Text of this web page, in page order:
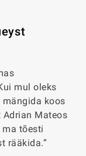
mul oleks
koos
Adrian Mateos
tõesti
rääkida.”